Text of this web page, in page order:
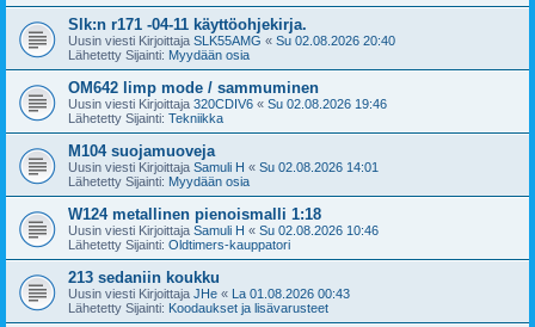
Slk:n r171 -04-11 käyttöohjekirja.
Uusin viesti Kirjoittaja SLK55AMG « Su 02.08.2026 20:40
Lähetetty Sijainti: Myydään osia
OM642 limp mode / sammuminen
Uusin viesti Kirjoittaja 320CDIV6 « Su 02.08.2026 19:46
Lähetetty Sijainti: Tekniikka
M104 suojamuoveja
Uusin viesti Kirjoittaja Samuli H « Su 02.08.2026 14:01
Lähetetty Sijainti: Myydään osia
W124 metallinen pienoismalli 1:18
Uusin viesti Kirjoittaja Samuli H « Su 02.08.2026 10:46
Lähetetty Sijainti: Oldtimers-kauppatori
213 sedaniin koukku
Uusin viesti Kirjoittaja JHe « La 01.08.2026 00:43
Lähetetty Sijainti: Koodaukset ja lisävarusteet